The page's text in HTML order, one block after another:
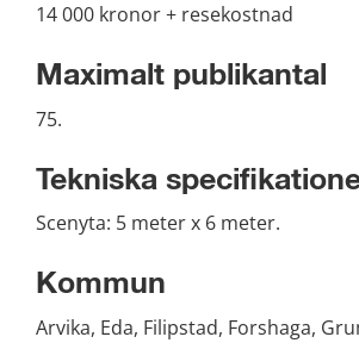
14 000 kronor + resekostnad
Maximalt publikantal
75.
Tekniska
Scenyta: 5 meter x 6 meter.
Kommun
Arvika, Eda, Filipstad, Forshaga,